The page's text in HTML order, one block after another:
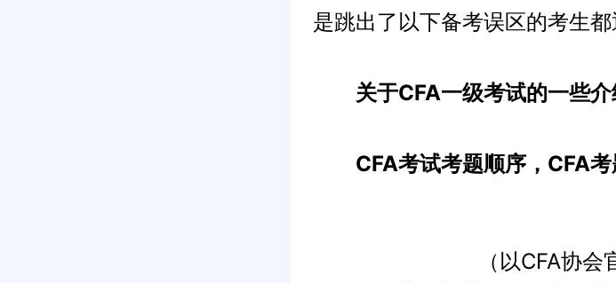
是跳出了以下备考误区的考生都
关于CFA一级考试的一些介
CFA考试考题顺序，CFA考
（以CFA协会